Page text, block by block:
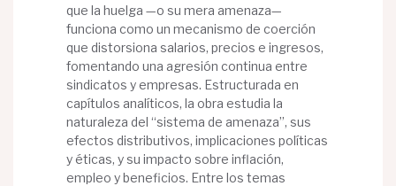
que la huelga —o su mera amenaza—
funciona como un mecanismo de coerción
que distorsiona salarios, precios e ingresos,
fomentando una agresión continua entre
sindicatos y empresas. Estructurada en
capítulos analíticos, la obra estudia la
naturaleza del “sistema de amenaza”, sus
efectos distributivos, implicaciones políticas
y éticas, y su impacto sobre inflación,
empleo y beneficios. Entre los temas